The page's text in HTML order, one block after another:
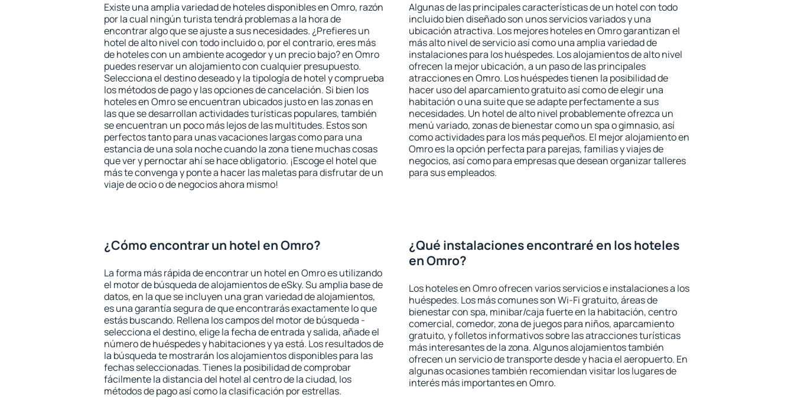
Existe una amplia variedad de hoteles disponibles en Omro, razón
por la cual ningún turista tendrá problemas a la hora de
encontrar algo que se ajuste a sus necesidades. ¿Prefieres un
hotel de alto nivel con todo incluido o, por el contrario, eres más
de hoteles con un ambiente acogedor y un precio bajo? en Omro
puedes reservar un alojamiento con cualquier presupuesto.
Selecciona el destino deseado y la tipología de hotel y comprueba
los métodos de pago y las opciones de cancelación. Si bien los
hoteles en Omro se encuentran ubicados justo en las zonas en
las que se desarrollan actividades turísticas populares, también
se encuentran un poco más lejos de las multitudes. Estos son
perfectos tanto para unas vacaciones largas como para una
estancia de una sola noche cuando la zona tiene muchas cosas
que ver y pernoctar ahí se hace obligatorio. ¡Escoge el hotel que
más te convenga y ponte a hacer las maletas para disfrutar de un
viaje de ocio o de negocios ahora mismo!
Algunas de las principales características de un hotel con todo
incluido bien diseñado son unos servicios variados y una
ubicación atractiva. Los mejores hoteles en Omro garantizan el
más alto nivel de servicio así como una amplia variedad de
instalaciones para los huéspedes. Los alojamientos de alto nivel
ofrecen la mejor ubicación, a un paso de las principales
atracciones en Omro. Los huéspedes tienen la posibilidad de
hacer uso del aparcamiento gratuito así como de elegir una
habitación o una suite que se adapte perfectamente a sus
necesidades. Un hotel de alto nivel probablemente ofrezca un
menú variado, zonas de bienestar como un spa o gimnasio, así
como actividades para los más pequeños. El mejor alojamiento en
Omro es la opción perfecta para parejas, familias y viajes de
negocios, así como para empresas que desean organizar talleres
para sus empleados.
¿Cómo encontrar un hotel en Omro?
La forma más rápida de encontrar un hotel en Omro es utilizando
el motor de búsqueda de alojamientos de eSky. Su amplia base de
datos, en la que se incluyen una gran variedad de alojamientos,
es una garantía segura de que encontrarás exactamente lo que
estás buscando. Rellena los campos del motor de búsqueda -
selecciona el destino, elige la fecha de entrada y salida, añade el
número de huéspedes y habitaciones y ya está. Los resultados de
la búsqueda te mostrarán los alojamientos disponibles para las
fechas seleccionadas. Tienes la posibilidad de comprobar
fácilmente la distancia del hotel al centro de la ciudad, los
métodos de pago así como la clasificación por estrellas.
¿Qué instalaciones encontraré en los hoteles
en Omro?
Los hoteles en Omro ofrecen varios servicios e instalaciones a los
huéspedes. Los más comunes son Wi-Fi gratuito, áreas de
bienestar con spa, minibar/caja fuerte en la habitación, centro
comercial, comedor, zona de juegos para niños, aparcamiento
gratuito, y folletos informativos sobre las atracciones turísticas
más interesantes de la zona. Algunos alojamientos también
ofrecen un servicio de transporte desde y hacia el aeropuerto. En
algunas ocasiones también recomiendan visitar los lugares de
interés más importantes en Omro.